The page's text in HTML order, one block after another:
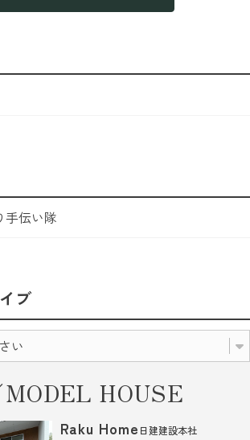
手伝い隊
ブ
HOUSE
Raku Home 日建建設本社